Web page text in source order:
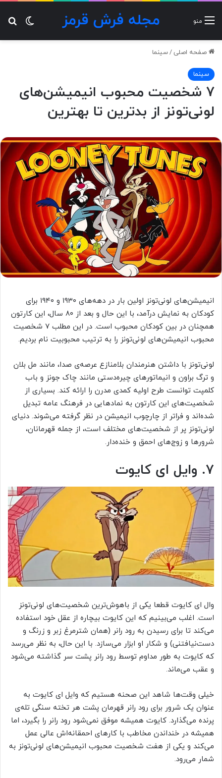
مجله فرش قرمز منو
صفحه اصلی /سینما
سینما
۷ شخصیت محبوب انیمیشن‌های
لونی‌‌تونز از بدترین تا بهترین
انیمیشن‌های لونی‌تونز اولین بار در دهه‌های ۱۹۳۰ و ۱۹۴۰ برای
کودکان به نمایش درآمد، با این حال و بعد از ۸۰ سال، این کارتون
همچنان در بین کودکان محبوب است. در این مطلب ۷ شخصیت‌
محبوب انیمیشن‌های لونی‌تونز را به ترتیب محبوبیت نام بردیم.
لونی‌تونز با داشتن هنرمندان بلامنازع عرصه‌ی صدا، مانند مل بلان
و ترگ براون و انیماتورهای چیره‌دستی مانند چاک جونز و باب
کلمپت توانست طرح اولیه کمدی مدرن را ارائه کند. بسیاری از
شخصیت‌های این کارتون به نمادهایی در فرهنگ عامه تبدیل
شده‌اند و فراتر از چارچوب انیمیشن در نظر گرفته می‌شوند. دنیای
لونی‌تونز پر از شخصیت‌های مختلف است، از جمله قهرمانان،
شرورها و زوج‌های احمق و خنده‌دار.
۷. وایل ای کایوت
وال ای کایوت قطعا یکی از باهوش‌ترین شخصیت‌های لونی‌تونز
است. اغلب می‌بینیم که این کایوت بیچاره از عقل خود استفاده
می‌کند تا برای رسیدن به رود رانر (همان شترمرغ زبر و زرنگ و
دست‌نیافتنی) و شکار او ابزار می‌سازد. با این حال، به نظر می‌رسد
که کایوت به طور مداوم توسط رود رانر پشت سر گذاشته می‌شود
و عقب می‌ماند.
خیلی وقت‌ها شاهد این صحنه هستیم که وایل ای کایوت به
عنوان یک شرور برای رود رانر قهرمان پشت هر تخته سنگی تله‌ی
پرنده می‌گذارد. کایوت همیشه موفق نمی‌شود رود رانر را بگیرد، اما
همیشه در خنداندن مخاطب با کارهای احمقانه‌اش عالی عمل
می‌کند و یکی از هفت شخصیت‌ محبوب انیمیشن‌های لونی‌تونز به
شمار می‌رود.